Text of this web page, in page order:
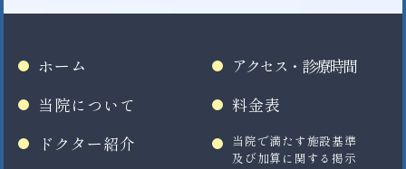
ホーム
当院について
ドクター紹介
アクセス・診療時間
料金表
当院で満たす施設基準
及び加算に関する掲示